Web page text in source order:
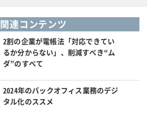
関連コンテンツ
2割の企業が電帳法「対応できてい
るか分からない」、削減すべき“ム
ダ”のすべて
2024年のバックオフィス業務のデジ
タル化のススメ